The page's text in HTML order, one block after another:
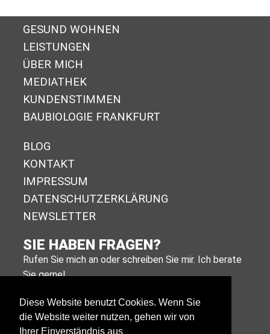
Diese Website benutzt Cookies. Wenn Sie
die Website weiter nutzen, gehen wir von
Ihrer Einverständnis aus
GESUND WOHNEN
LEISTUNGEN
ÜBER MICH
MEDIATHEK
KUNDENSTIMMEN
BAUBIOLOGIE FRANKFURT
BLOG
KONTAKT
IMPRESSUM
DA­TEN­SCHUTZ­ER­KLÄ­RUNG
NEWSLETTER
SIE HABEN FRAGEN?
Rufen Sie mich an oder schreiben Sie mir. Ich berate
Sie gerne!
E-MAIL SCHREIBEN